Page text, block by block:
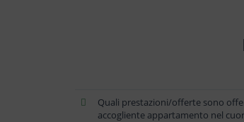
Quali prestazioni/offerte sono
accogliente appartamento nel